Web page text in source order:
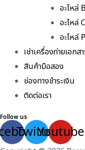
อะไหล่
อะไหล่
อะไหล่
เช่าเครื่องถ่ายเอกส
สินค้ามือสอง
ช่องทางชำระเงิน
ติดต่อเรา
Follow us
TwitterYoutube